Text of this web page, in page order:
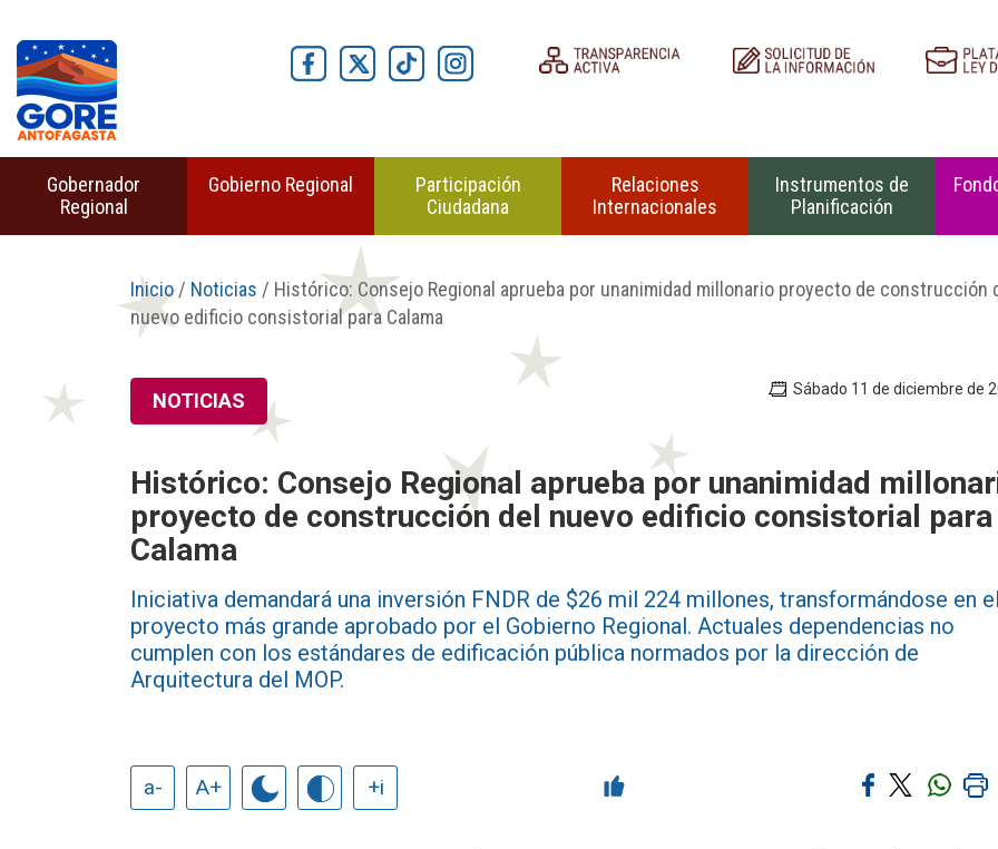
Gobernador
Regional
Gobierno Regional
Participación
Ciudadana
Relaciones
Internacionales
Instrumentos de
Planificación
Inicio/ Noticias / Histórico: Consejo Regional aprueba por unanimidad millonario proyecto de construcción
nuevo edificio consistorial para Calama
NOTICIAS Sábado 11 de diciembre de
Histórico: Consejo Regional aprueba por unanimidad
proyecto de construcción del nuevo edificio consistorial para
Calama
Iniciativa demandará una inversión FNDR de $26 mil 224 millones, transformándose en el
proyecto más grande aprobado por el Gobierno Regional. Actuales dependencias no
cumplen con los estándares de edificación pública normados por la dirección de
Arquitectura del MOP.
a- A+ +i